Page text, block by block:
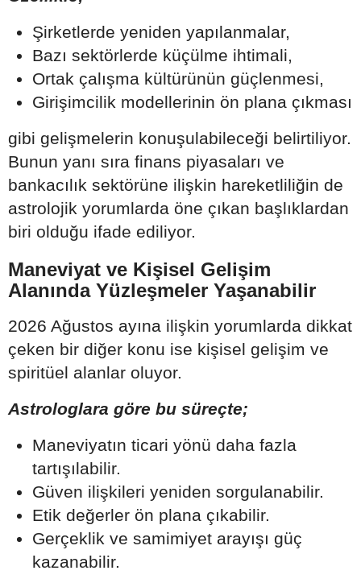
Şirketlerde yeniden yapılanmalar,
Bazı sektörlerde küçülme ihtimali,
Ortak çalışma kültürünün güçlenmesi,
Girişimcilik modellerinin ön plana çıkması
gibi gelişmelerin konuşulabileceği belirtiliyor.
Bunun yanı sıra finans piyasaları ve
bankacılık sektörüne ilişkin hareketliliğin de
astrolojik yorumlarda öne çıkan başlıklardan
biri olduğu ifade ediliyor.
Maneviyat ve Kişisel Gelişim
Alanında Yüzleşmeler Yaşanabilir
2026 Ağustos ayına ilişkin yorumlarda dikkat
çeken bir diğer konu ise kişisel gelişim ve
spiritüel alanlar oluyor.
Astrologlara göre bu süreçte;
Maneviyatın ticari yönü daha fazla
tartışılabilir.
Güven ilişkileri yeniden sorgulanabilir.
Etik değerler ön plana çıkabilir.
Gerçeklik ve samimiyet arayışı güç
kazanabilir.